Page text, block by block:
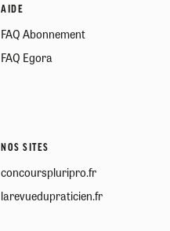
AIDE
FAQ Abonnement
FAQ Egora
NOS SITES
concourspluripro.fr
larevuedupraticien.fr